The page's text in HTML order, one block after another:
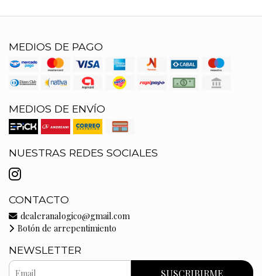
MEDIOS DE PAGO
MEDIOS DE ENVÍO
NUESTRAS REDES SOCIALES
CONTACTO
dealeranalogico@gmail.com
Botón de arrepentimiento
NEWSLETTER
SUSCRIBIRME